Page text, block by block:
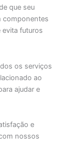
que seu
componentes
evita futuros
os serviços
ao
ajudar e
e
nossos